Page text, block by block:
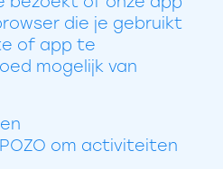
die je gebruikt
of app te
mogelijk van
om activiteiten